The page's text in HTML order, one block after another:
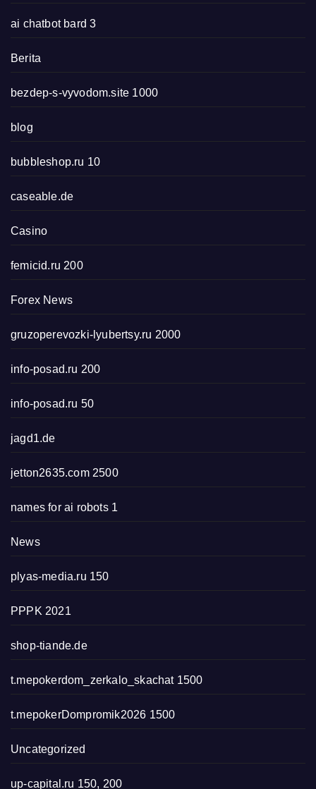
ai chatbot bard 3
Berita
bezdep-s-vyvodom.site 1000
blog
bubbleshop.ru 10
caseable.de
Casino
femicid.ru 200
Forex News
gruzoperevozki-lyubertsy.ru 2000
info-posad.ru 200
info-posad.ru 50
jagd1.de
jetton2635.com 2500
names for ai robots 1
News
plyas-media.ru 150
PPPK 2021
shop-tiande.de
t.mepokerdom_zerkalo_skachat 1500
t.mepokerDompromik2026 1500
Uncategorized
up-capital.ru 150, 200